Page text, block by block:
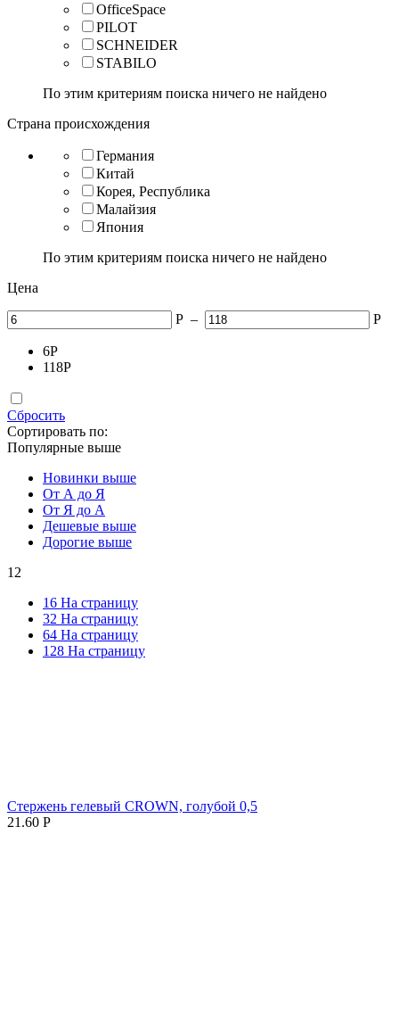
OfficeSpace
PILOT
SCHNEIDER
STABILO
По этим критериям поиска ничего не найдено
Страна происхождения
Германия
Китай
Корея, Республика
Малайзия
Япония
По этим критериям поиска ничего не найдено
Цена
Р – Р
6Р
118Р
Сбросить
Сортировать по:
Популярные выше
Новинки выше
От А до Я
От Я до А
Дешевые выше
Дорогие выше
12
16 На страницу
32 На страницу
64 На страницу
128 На страницу
Стержень гелевый CROWN, голубой 0,5
21.60 Р